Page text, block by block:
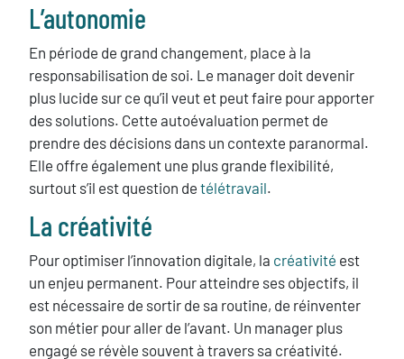
L’autonomie
En période de grand changement, place à la
responsabilisation de soi. Le manager doit devenir
plus lucide sur ce qu’il veut et peut faire pour apporter
des solutions. Cette autoévaluation permet de
prendre des décisions dans un contexte paranormal.
Elle offre également une plus grande flexibilité,
surtout s’il est question de télétravail.
La créativité
Pour optimiser l’innovation digitale, la créativité est
un enjeu permanent. Pour atteindre ses objectifs, il
est nécessaire de sortir de sa routine, de réinventer
son métier pour aller de l’avant. Un manager plus
engagé se révèle souvent à travers sa créativité.